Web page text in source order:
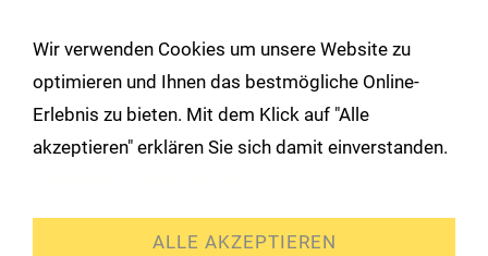
Navigation öffnen
Wir verwenden Cookies um unsere Website zu
optimieren und Ihnen das bestmögliche Online-
Erlebnis zu bieten. Mit dem Klick auf "Alle
akzeptieren" erklären Sie sich damit einverstanden.
ALLE AKZEPTIEREN